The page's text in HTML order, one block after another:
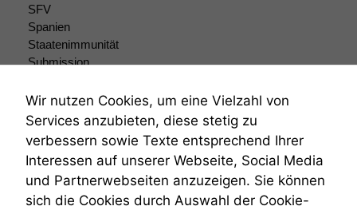
SFV
Spanien
Staatenimmunität
Submission
Teilungsklage
Venezuela
VRK
Wiederherstellungsanordnung
Zivilprozessordnung
ZPO
Zustellfiktion
Wir nutzen Cookies, um eine Vielzahl von
Services anzubieten, diese stetig zu
verbessern sowie Texte entsprechend Ihrer
Interessen auf unserer Webseite, Social Media
und Partnerwebseiten anzuzeigen. Sie können
sich die Cookies durch Auswahl der Cookie-